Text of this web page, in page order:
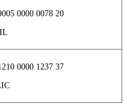
0000 0078 20
0000 1237 37